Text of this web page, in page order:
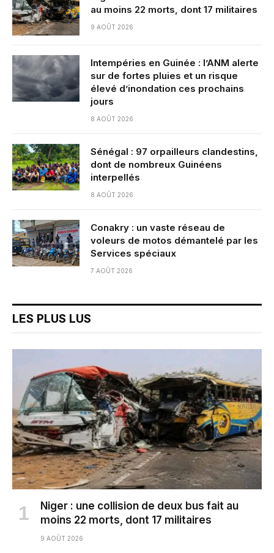
au moins 22 morts, dont 17 militaires
9 AOÛT 2026
Intempéries en Guinée : l’ANM alerte
sur de fortes pluies et un risque
élevé d’inondation ces prochains
jours
8 AOÛT 2026
Sénégal : 97 orpailleurs clandestins,
dont de nombreux Guinéens
interpellés
8 AOÛT 2026
Conakry : un vaste réseau de
voleurs de motos démantelé par les
Services spéciaux
7 AOÛT 2026
LES PLUS LUS
Niger : une collision de deux bus fait au
moins 22 morts, dont 17 militaires
9 AOÛT 2026